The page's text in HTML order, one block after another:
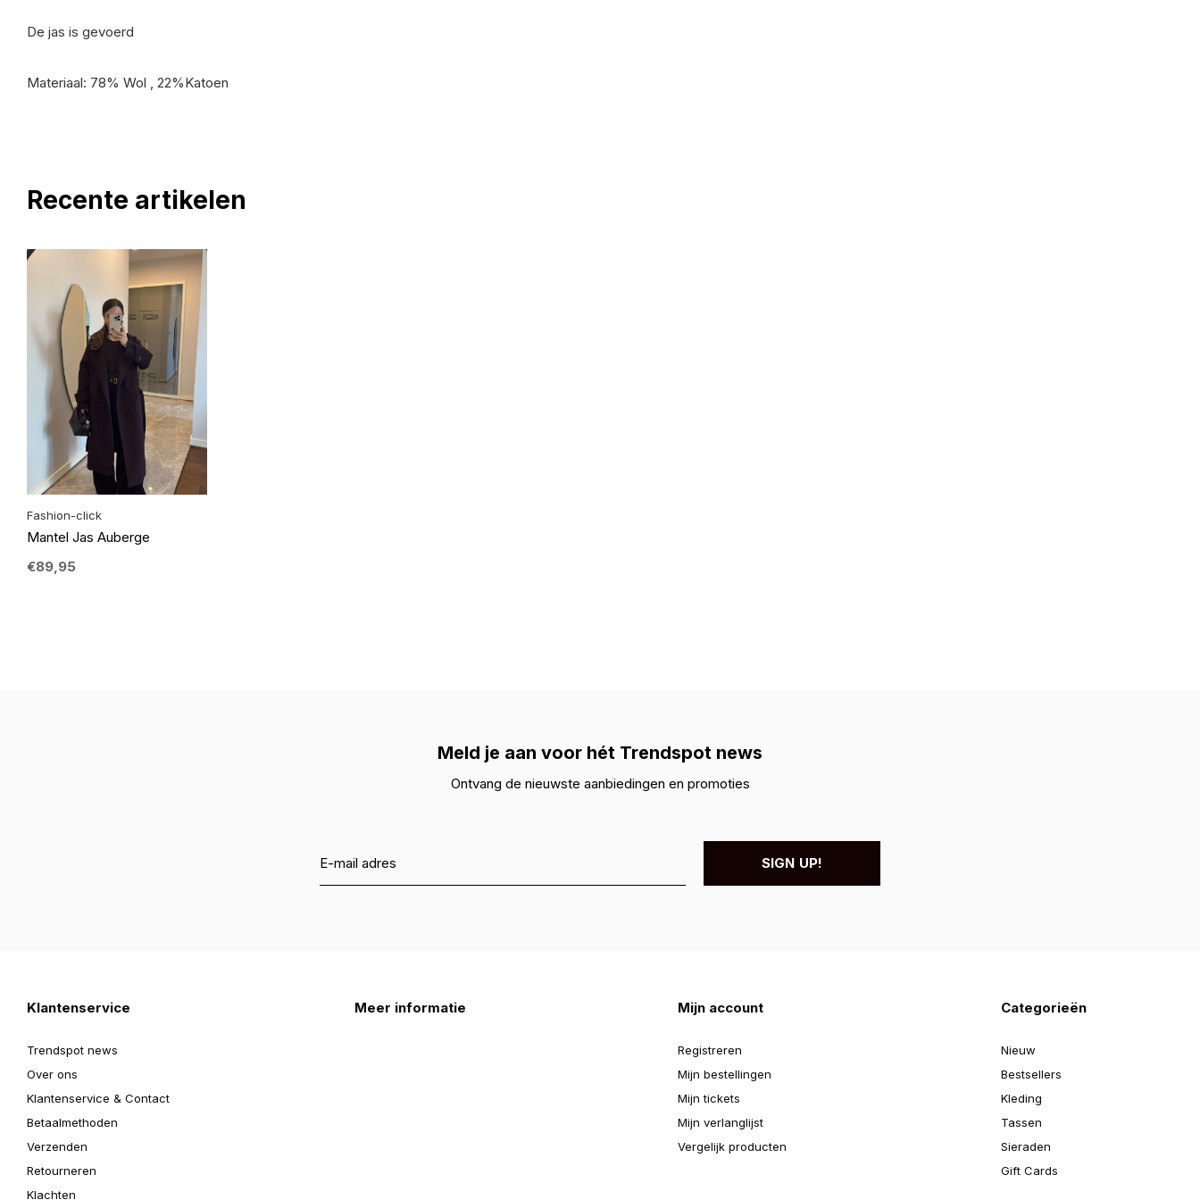
De jas is gevoerd
Materiaal: 78% Wol , 22%Katoen
Recente artikelen
Fashion-click
Mantel Jas Auberge
€89,95
Meld je aan voor hét Trendspot news
Ontvang de nieuwste aanbiedingen en promoties
SIGN UP!
Klantenservice
Trendspot news
Over ons
Klantenservice & Contact
Betaalmethoden
Verzenden
Retourneren
Klachten
Meer informatie Mijn account
Registreren
Mijn bestellingen
Mijn tickets
Mijn verlanglijst
Vergelijk producten
Categorieën
Nieuw
Bestsellers
Kleding
Tassen
Sieraden
Gift Cards